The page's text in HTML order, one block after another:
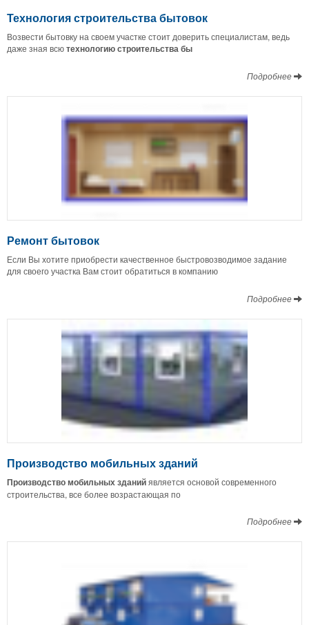
Технология строительства бытовок
Возвести бытовку на своем участке стоит доверить специалистам, ведь
даже зная всютехнологию строительства бы
Подробнее
Ремонт бытовок
Если Вы хотите приобрести качественное быстровозводимое задание
для своего участка Вам стоит обратиться в компанию
Подробнее
Производство мобильных зданий
Производство мобильных зданийявляется основой современного
строительства, все более возрастающая по
Подробнее